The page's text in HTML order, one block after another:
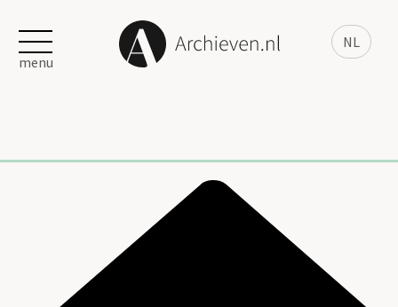
NL
menu